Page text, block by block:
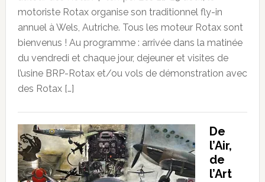
motoriste Rotax organise son traditionnel fly-in
annuel à Wels, Autriche. Tous les moteur Rotax sont
bienvenus ! Au programme : arrivée dans la matinée
du vendredi et chaque jour, dejeuner et visites de
l’usine BRP-Rotax et/ou vols de démonstration avec
des Rotax […]
De
l’Air,
de
l’Art